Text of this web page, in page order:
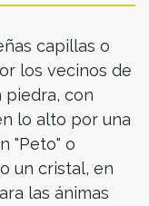
capillas o
los vecinos de
piedra, con
lo alto por una
"Peto" o
un cristal, en
las ánimas